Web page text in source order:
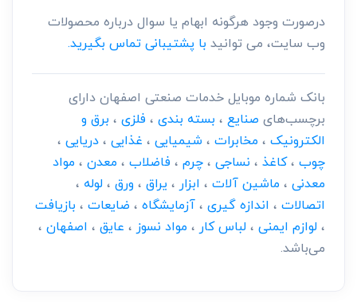
درصورت وجود هرگونه ابهام یا سوال درباره محصولات
وب سایت، می توانید با پشتیبانی تماس بگیرید.
بانک شماره موبایل خدمات صنعتی اصفهان دارای
برچسب‌های صنایع ، بسته بندی ، فلزی ، برق و
الکترونیک ، مخابرات ، شیمیایی ، غذایی ،دریایی ،
چوب ،کاغذ ، نساجی ،چرم ، فاضلاب ، معدن ، مواد
معدنی ، ماشین آلات ، ابزار ، یراق ، ورق ،لوله ،
اتصالات ، اندازه گیری ،آزمایشگاه ، ضایعات ، بازیافت
،لوازم ایمنی ،لباس کار ، مواد نسوز ، عایق ، اصفهان ،
می‌باشد.